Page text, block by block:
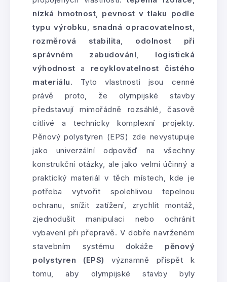
nízká hmotnost, pevnost v tlaku podle
typu výrobku, snadná opracovatelnost,
rozměrová stabilita, odolnost při
správném zabudování, logistická
výhodnost a recyklovatelnost čistého
materiálu. Tyto vlastnosti jsou cenné
právě proto, že olympijské stavby
představují mimořádně rozsáhlé, časově
citlivé a technicky komplexní projekty.
Pěnový polystyren (EPS) zde nevystupuje
jako univerzální odpověď na všechny
konstrukční otázky, ale jako velmi účinný a
praktický materiál v těch místech, kde je
potřeba vytvořit spolehlivou tepelnou
ochranu, snížit zatížení, zrychlit montáž,
zjednodušit manipulaci nebo ochránit
vybavení při přepravě. V dobře navrženém
stavebním systému dokáže pěnový
polystyren (EPS) významně přispět k
tomu, aby olympijské stavby byly